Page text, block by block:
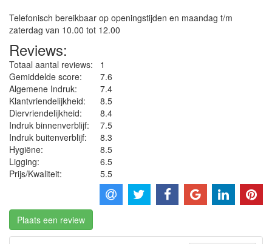
Telefonisch bereikbaar op openingstijden en maandag t/m
zaterdag van 10.00 tot 12.00
Reviews:
Totaal aantal reviews:
1
Gemiddelde score:
7.6
Algemene Indruk:
7.4
Klantvriendelijkheid:
8.5
Diervriendelijkheid:
8.4
Indruk binnenverblijf:
7.5
Indruk buitenverblijf:
8.3
Hygiëne‎:
8.5
Ligging:
6.5
Prijs/Kwaliteit:
5.5
Plaats een review